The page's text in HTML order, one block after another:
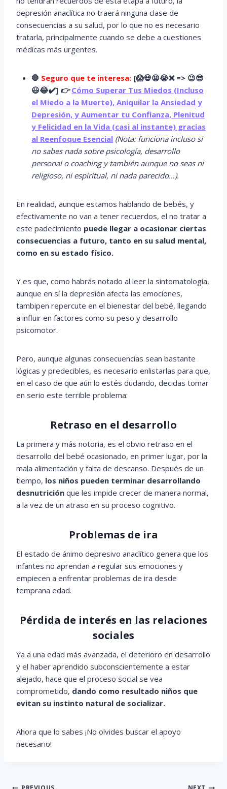
depresión anaclítica no traerá ninguna clase de
consecuencias a su salud, por lo que no es necesario
tratarla, principalmente cuando se debe a cuestiones
médicas más urgentes.
🛑 Seguro que te interesa: [😱💀😫😭❌ => 😉😎
😃😂✔️] 👉 Cómo Superar Tus Miedos (Incluso
el Miedo a la Muerte), Aniquilar la Ansiedad y
Depresión, y Aumentar tu Confianza, Plenitud
y Felicidad en la Vida (casi al instante) gracias
al Reenfoque Esencial (Nota: funciona incluso si
no sabes nada sobre psicología, desarrollo
personal o coaching y también aunque no seas ni
religioso, ni espiritual, ni nada parecido…).
En realidad, aunque estamos hablando de bebés, y
efectivamente no van a tener recuerdos, el no tratar a
este padecimiento puede llegar a ocasionar ciertas
consecuencias a futuro, tanto en su salud mental,
como en su estado físico.
Y es que, como habrás notado al leer la sintomatología,
aunque en sí la depresión afecta las emociones,
tambipen repercute en el bienestar del bebé, llegando
a influir en factores como su peso y desarrollo
psicomotor.
Pero, aunque algunas consecuencias sean bastante
lógicas y predecibles, es necesario enlistarlas para que,
en el caso de que aún lo estés dudando, decidas tomar
en serio este terrible problema:
Retraso en el desarrollo
La primera y más notoria, es el obvio retraso en el
desarrollo del bebé ocasionado, en primer lugar, por la
mala alimentación y falta de descanso. Después de un
tiempo, los niños pueden terminar desarrollando
desnutrición que les impide crecer de manera normal,
a la vez de un atraso en su proceso cognitivo.
Problemas de ira
El estado de ánimo depresivo anaclítico genera que los
infantes no aprendan a regular sus emociones y
empiecen a enfrentar problemas de ira desde
temprana edad.
Pérdida de interés en las relaciones
sociales
Ya a una edad más avanzada, el deterioro en desarrollo
y el haber aprendido subconscientemente a estar
alejado, hace que el proceso social se vea
comprometido, dando como resultado niños que
evitan su instinto natural de socializar.
Ahora que lo sabes ¡No olvides buscar el apoyo
necesario!